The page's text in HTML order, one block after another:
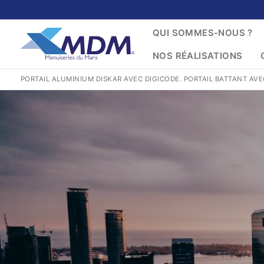
au
contenu
QUI SOMMES-NOUS ?
NOS RÉALISATIONS
QUI SOMMES-
NOS GESTES
NOS PRODUITS
PORTAIL ALUMINIUM DISKAR AVEC DIGICODE. PORTAIL BATTANT